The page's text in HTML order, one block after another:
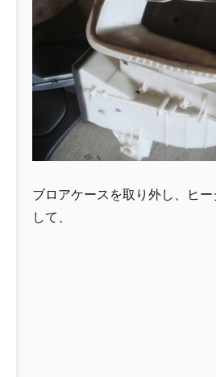
ブロアケースを取り外し、ヒ
して、